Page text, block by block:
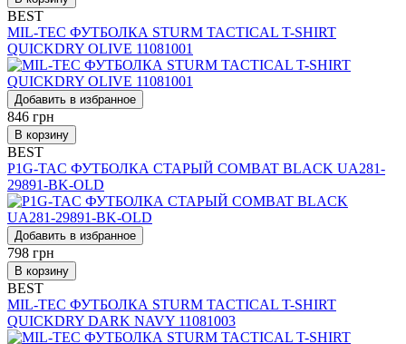
BEST
MIL-TEC ФУТБОЛКА STURM TACTICAL T-SHIRT
QUICKDRY OLIVE 11081001
Добавить в избранное
846 грн
В корзину
BEST
P1G-TAC ФУТБОЛКА СТАРЫЙ COMBAT BLACK UA281-
29891-BK-OLD
Добавить в избранное
798 грн
В корзину
BEST
MIL-TEC ФУТБОЛКА STURM TACTICAL T-SHIRT
QUICKDRY DARK NAVY 11081003